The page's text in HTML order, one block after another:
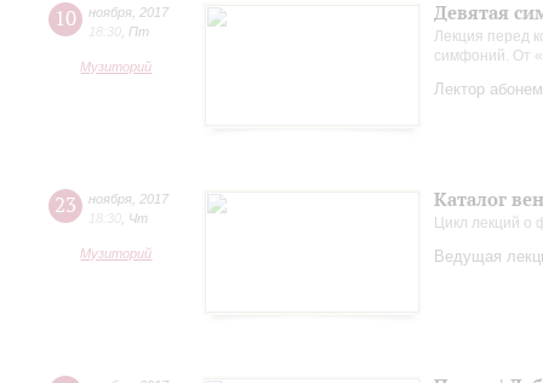
10 ноября 2017
18:30 Пт
Музиторий
Девятая
Лекция перед
симфоний. От
Лектор
23 ноября 2017
18:30 Чт
Музиторий
Каталог
Цикл лекций о
Ведущая